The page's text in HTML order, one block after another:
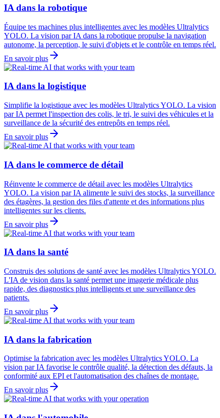
IA dans la robotique
Équipe tes machines plus intelligentes avec les modèles Ultralytics
YOLO. La vision par IA dans la robotique propulse la navigation
autonome, la perception, le suivi d'objets et le contrôle en temps réel.
En savoir plus
IA dans la logistique
Simplifie la logistique avec les modèles Ultralytics YOLO. La vision
par IA permet l'inspection des colis, le tri, le suivi des véhicules et la
surveillance de la sécurité des entrepôts en temps réel.
En savoir plus
IA dans le commerce de détail
Réinvente le commerce de détail avec les modèles Ultralytics
YOLO. La vision par IA alimente le suivi des stocks, la surveillance
des étagères, la gestion des files d'attente et des informations plus
intelligentes sur les clients.
En savoir plus
IA dans la santé
Construis des solutions de santé avec les modèles Ultralytics YOLO.
L'IA de vision dans la santé permet une imagerie médicale plus
rapide, des diagnostics plus intelligents et une surveillance des
patients.
En savoir plus
IA dans la fabrication
Optimise la fabrication avec les modèles Ultralytics YOLO. La
vision par IA favorise le contrôle qualité, la détection des défauts, la
conformité aux EPI et l'automatisation des chaînes de montage.
En savoir plus